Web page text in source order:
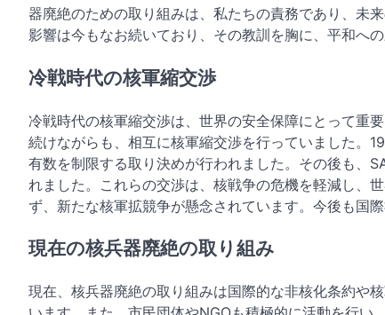
器廃絶のための取り組みは、私たちの責務であり、未
影響は今もなお続いており、その教訓を胸に、平和へ
冷戦時代の核軍縮交渉
冷戦時代の核軍縮交渉は、世界の安全保障にとって重
続けながらも、相互に核軍縮交渉を行っていました。
有数を制限する取り決めが行われました。その後も、
れました。これらの交渉は、核戦争の危機を軽減し、
ず、新たな核軍拡競争が懸念されています。今後も国
現在の核兵器廃絶の取り組み
現在、核兵器廃絶の取り組みは国際的な非核化条約や